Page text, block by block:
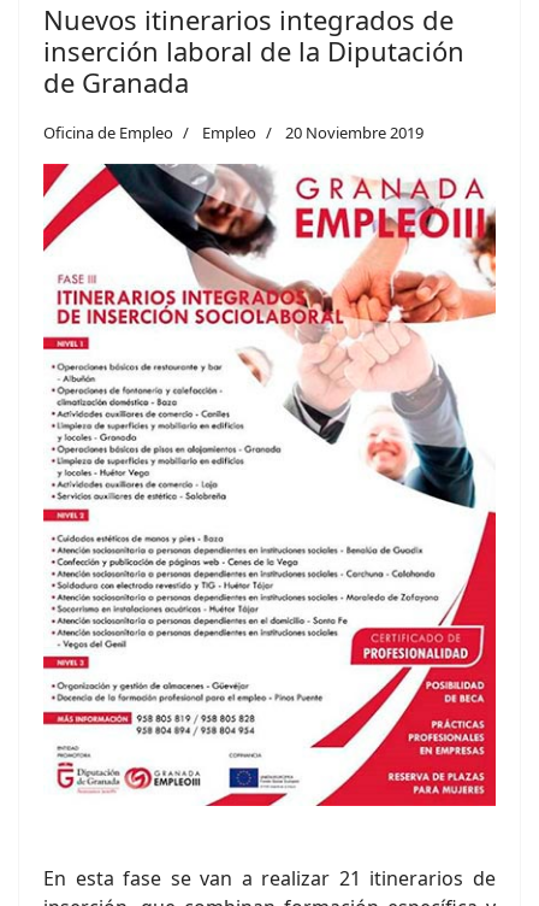
Nuevos itinerarios integrados de
inserción laboral de la Diputación
de Granada
Oficina de Empleo Empleo 20 Noviembre 2019
En esta fase se van a realizar 21 itinerarios de